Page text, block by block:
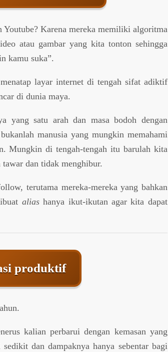
Karena mereka memiliki algoritma
atau gambar yang kita tonton sehingga
kamu suka”.
layar internet di tengah sifat adiktif
di dunia maya.
yang satu arah dan masa bodoh dengan
manusia yang mungkin memahami
Mungkin di tengah-tengah itu barulah kita
dan tidak menghibur.
terutama mereka-mereka yang bahkan
aliashanya ikut-ikutan agar kita dapat
produktif
kalian perbarui dengan kemasan yang
dan dampaknya hanya sebentar bagi